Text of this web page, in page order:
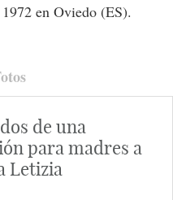
en Oviedo (ES).
de una
para madres a
Letizia